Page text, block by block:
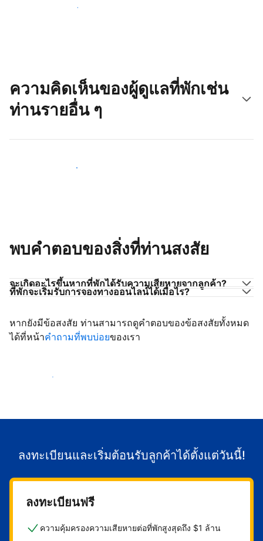
เข้าถึงลูกค้าใหม่ ๆ ตั้งแต่วันนี้
ความคิดเห็นของผู้ดูแลที่พักเช่น
ท่านรายอื่น ๆ
มาร่วมกับผู้ดูแลที่พักเช่นท่าน
พบคำตอบของสิ่งที่ท่านสงสัย
จะเกิดอะไรขึ้นหากที่พักได้รับความเสียหายจากลูกค้า?
ที่พักจะเริ่มรับการจองทางออนไลน์ได้เมื่อไร?
หากยังมีข้อสงสัย ท่านสามารถดูคำตอบของข้อสงสัยทั้งหมด
ได้ที่หน้าคำถามที่พบบ่อยของเรา
เริ่มต้อนรับลูกค้า
ลงทะเบียนและเริ่มต้อนรับลูกค้าได้ตั้งแต่วันนี้!
ลงทะเบียนฟรี
ความคุ้มครองความเสียหายต่อที่พักสูงสุดถึง $1 ล้าน